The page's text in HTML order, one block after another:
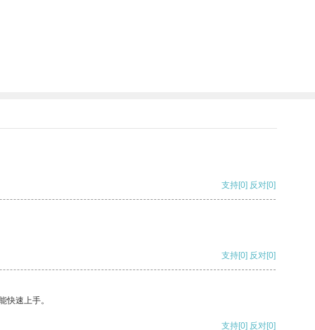
支持[0] 反对[0]
支持[0] 反对[0]
快速上手。
支持[0] 反对[0]